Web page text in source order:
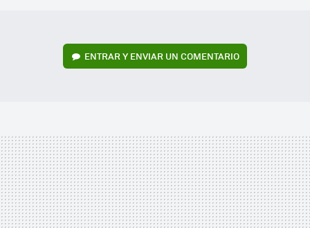
ENTRAR Y ENVIAR UN COMENTARIO